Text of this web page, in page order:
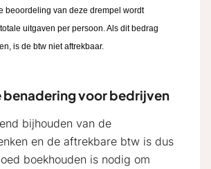
beoordeling van deze drempel wordt
uitgaven per persoon. Als dit bedrag
is de btw niet aftrekbaar.
benadering voor bedrijven
bijhouden van de
en de aftrekbare btw is dus
boekhouden is nodig om